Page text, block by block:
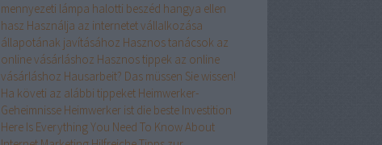
mennyezeti lámpa halotti beszéd hangya ellen
hasz Használja az internetet vállalkozása
állapotának javításához Hasznos tanácsok az
online vásárláshoz Hasznos tippek az online
vásárláshoz Hausarbeit? Das müssen Sie wissen!
Ha követi az alábbi tippeket Heimwerker-
Geheimnisse Heimwerker ist die beste Investition
Here Is Everything You Need To Know About